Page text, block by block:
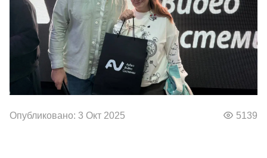
Опубликовано: 3 Окт 2025 5139